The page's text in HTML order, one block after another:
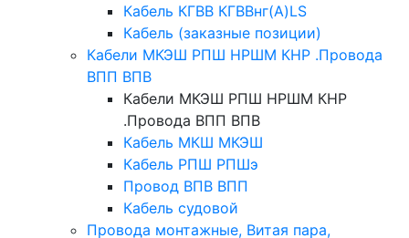
Кабель КГВВ КГВВнг(А)LS
Кабель (заказные позиции)
Кабели МКЭШ РПШ НРШМ КНР .Провода
ВПП ВПВ
Кабели МКЭШ РПШ НРШМ КНР
.Провода ВПП ВПВ
Кабель МКШ МКЭШ
Кабель РПШ РПШэ
Провод ВПВ ВПП
Кабель судовой
Провода монтажные, Витая пара,